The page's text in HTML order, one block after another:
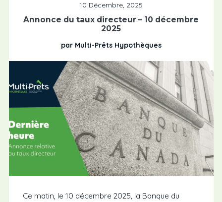
10 Décembre, 2025
Annonce du taux directeur – 10 décembre
2025
par Multi-Prêts Hypothèques
Ce matin, le 10 décembre 2025, la Banque du